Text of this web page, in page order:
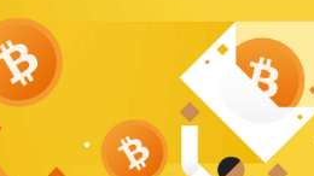
khuẩn và nấm mốc trong điều kiện
thời tiết nóng ẩm. Bạn có thể tìm hiểu
thêm các nghiên cứu khoa học về tác
động của giấc ngủ và môi trường
phòng ngủ đối với sức khỏe con
người tại Sleep Foundation (External
Link) để có cái nhìn toàn diện hơn.